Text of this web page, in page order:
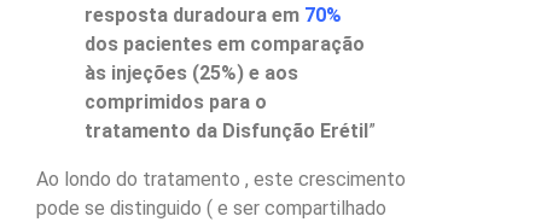
resposta duradoura em 70%
dos pacientes em comparação
às injeções (25%) e aos
comprimidos para o
tratamento da Disfunção Erétil”
Ao londo do tratamento , este crescimento
pode se distinguido ( e ser compartilhado